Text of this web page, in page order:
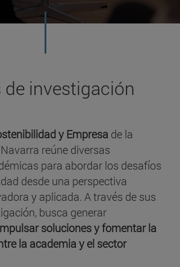
de investigación
y Empresa de la
reúne diversas
para abordar los desafíos
desde una perspectiva
y aplicada. A través de sus
busca generar
soluciones y fomentar la
la academia y el sector